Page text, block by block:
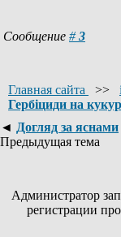
Сообщение #3
Главная сайта
>>
Гербіциди на
◄ Догляд за яснами
Предыдущая тема
Администратор
регистрации